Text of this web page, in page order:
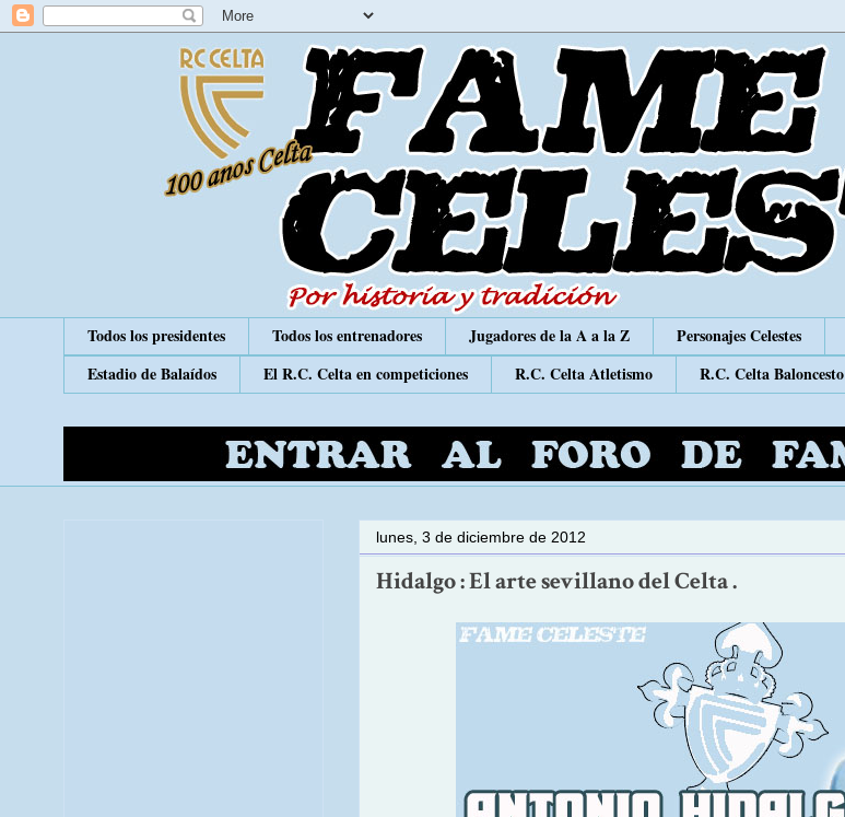
Todos los presidentes Todos los entrenadores Jugadores de la A a la Z Personajes Celestes
Estadio de Balaídos
El R.C. Celta en competiciones R.C. Celta Atletismo R.C. Celta Baloncesto
lunes, 3 de diciembre de 2012
Hidalgo : El arte sevillano del Celta .